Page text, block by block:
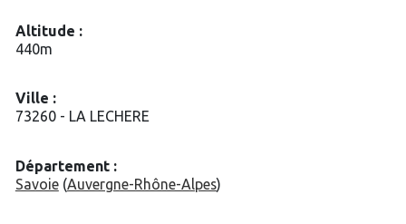
Altitude :
440m
Ville :
73260 - LA LECHERE
Département :
Savoie(Auvergne-Rhône-Alpes)